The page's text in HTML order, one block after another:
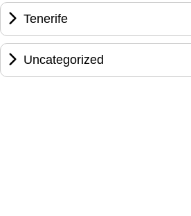
Tenerife
Uncategorized